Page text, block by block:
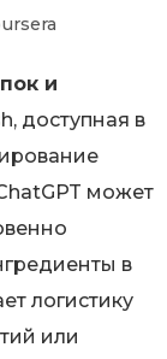
и
доступная в
может
в
логистику
или